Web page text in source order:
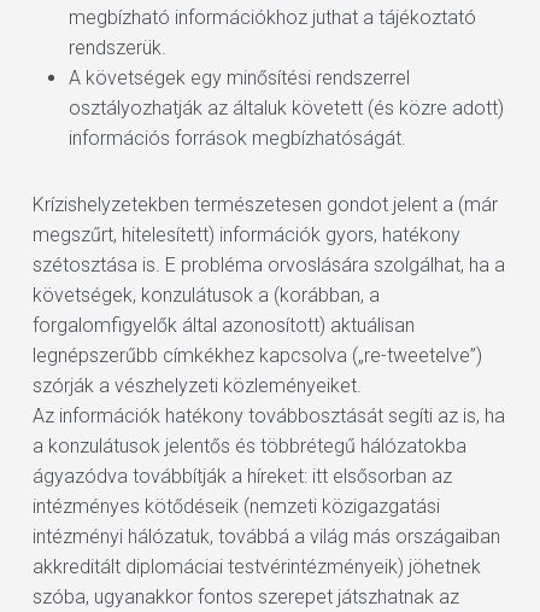
megbízható információkhoz juthat a tájékoztató
rendszerük.
A követségek egy minősítési rendszerrel
osztályozhatják az általuk követett (és közre adott)
információs források megbízhatóságát.
Krízishelyzetekben természetesen gondot jelent a (már
megszűrt, hitelesített) információk gyors, hatékony
szétosztása is. E probléma orvoslására szolgálhat, ha a
követségek, konzulátusok a (korábban, a
forgalomfigyelők által azonosított) aktuálisan
legnépszerűbb címkékhez kapcsolva („re-tweetelve”)
szórják a vészhelyzeti közleményeiket.
Az információk hatékony továbbosztását segíti az is, ha
a konzulátusok jelentős és többrétegű hálózatokba
ágyazódva továbbítják a híreket: itt elsősorban az
intézményes kötődéseik (nemzeti közigazgatási
intézményi hálózatuk, továbbá a világ más országaiban
akkreditált diplomáciai testvérintézményeik) jöhetnek
szóba, ugyanakkor fontos szerepet játszhatnak az